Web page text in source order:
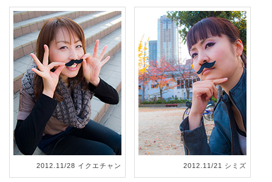
2012.11/28 イクエチャン 2012.11/21 シミズ